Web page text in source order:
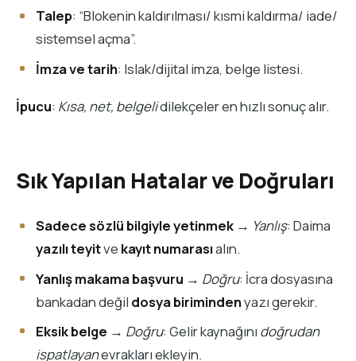
Talep: “Blokenin kaldırılması/ kısmi kaldırma/ iade/
sistemsel açma”.
İmza ve tarih: Islak/dijital imza, belge listesi.
İpucu: Kısa, net, belgelidilekçeler en hızlı sonuç alır.
Sık Yapılan Hatalar ve Doğruları
Sadece sözlü bilgiyle yetinmek→ Yanlış: Daima
yazılı teyitve kayıt numarasıalın.
Yanlış makama başvuru → Doğru: İcra dosyasına
bankadan değil dosya birimindenyazı gerekir.
Eksik belge → Doğru: Gelir kaynağını doğrudan
ispatlayanevrakları ekleyin.